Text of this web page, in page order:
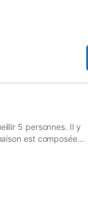
!
5 personnes. Il y
est composée
pour les